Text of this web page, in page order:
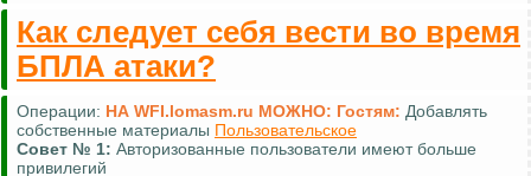
Как следует себя вести во время
БПЛА атаки?
Операции: НА WFI.lomasm.ru МОЖНО: Гостям: Добавлять
собственные материалы Пользовательское
Совет № 1: Авторизованные пользователи имеют больше
привилегий